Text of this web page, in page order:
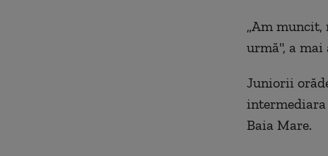
„Am
urmă", a mai
Juniorii
Baia Mare.